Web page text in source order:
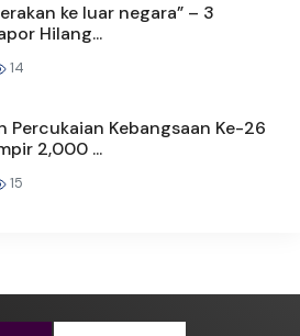
ke luar negara” – 3
Hilang...
14
Percukaian Kebangsaan Ke-26
2,000 ...
15